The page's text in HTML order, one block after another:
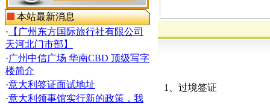
本站最新消息
· 【广州东方国际旅行社有限公司
天河北门市部】
·广州中信广场 华南CBD 顶级写字
楼简介
·意大利签证面试地址
·意大利领事馆实行新的政策，我
1 、过境签证